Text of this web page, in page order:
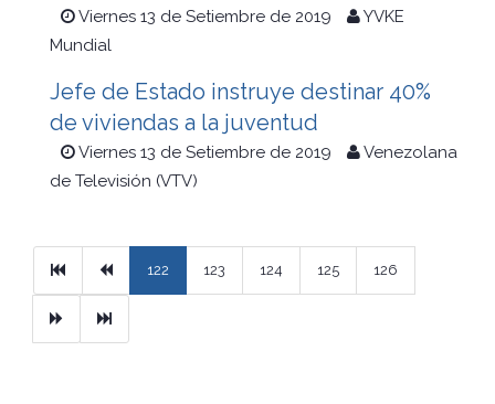
Viernes 13 de Setiembre de 2019
YVKE
Mundial
Jefe de Estado instruye destinar 40%
de viviendas a la juventud
Viernes 13 de Setiembre de 2019
Venezolana
de Televisión (VTV)
PrimeraPrevious
122 123 124 125 126
Ultimo